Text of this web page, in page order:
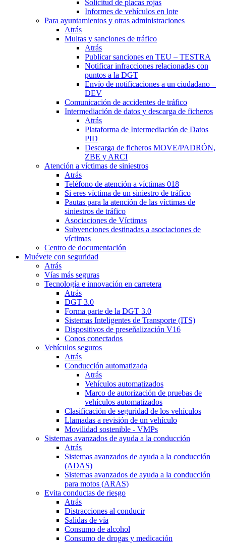
Solicitud de placas rojas
Informes de vehículos en lote
Para ayuntamientos y otras administraciones
Atrás
Multas y sanciones de tráfico
Atrás
Publicar sanciones en TEU – TESTRA
Notificar infracciones relacionadas con
puntos a la DGT
Envío de notificaciones a un ciudadano –
DEV
Comunicación de accidentes de tráfico
Intermediación de datos y descarga de ficheros
Atrás
Plataforma de Intermediación de Datos
PID
Descarga de ficheros MOVE/PADRÓN,
ZBE y ARCI
Atención a víctimas de siniestros
Atrás
Teléfono de atención a víctimas 018
Si eres víctima de un siniestro de tráfico
Pautas para la atención de las víctimas de
siniestros de tráfico
Asociaciones de Víctimas
Subvenciones destinadas a asociaciones de
víctimas
Centro de documentación
Muévete con seguridad
Atrás
Vías más seguras
Tecnología e innovación en carretera
Atrás
DGT 3.0
Forma parte de la DGT 3.0
Sistemas Inteligentes de Transporte (ITS)
Dispositivos de preseñalización V16
Conos conectados
Vehículos seguros
Atrás
Conducción automatizada
Atrás
Vehículos automatizados
Marco de autorización de pruebas de
vehículos automatizados
Clasificación de seguridad de los vehículos
Llamadas a revisión de un vehículo
Movilidad sostenible - VMPs
Sistemas avanzados de ayuda a la conducción
Atrás
Sistemas avanzados de ayuda a la conducción
(ADAS)
Sistemas avanzados de ayuda a la conducción
para motos (ARAS)
Evita conductas de riesgo
Atrás
Distracciones al conducir
Salidas de vía
Consumo de alcohol
Consumo de drogas y medicación